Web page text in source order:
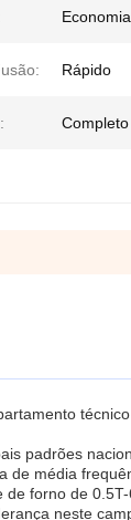
Rápido
padrões
de média
forno de
neste